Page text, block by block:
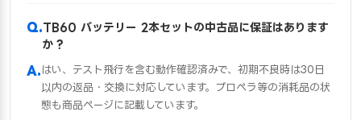
TB60 バッテリー 2本セットの中古品に保証はあります
か？
はい、テスト飛行を含む動作確認済みで、初期不良時は30日
以内の返品・交換に対応しています。プロペラ等の消耗品の状
態も商品ページに記載しています。